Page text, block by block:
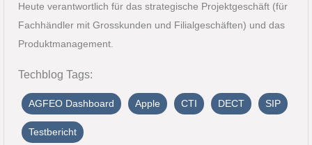
Heute verantwortlich für das strategische Projektgeschäft (für
Fachhändler mit Grosskunden und Filialgeschäften) und das
Produktmanagement.
Techblog Tags:
AGFEO Dashboard Apple CTI DECT SIP
Testbericht